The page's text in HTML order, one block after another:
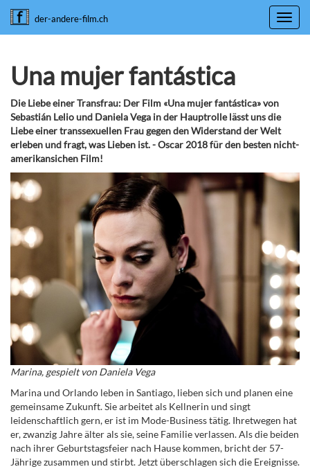
der-andere-film.ch
Una mujer fantástica
Die Liebe einer Transfrau: Der Film «Una mujer fantástica» von
Sebastián Lelio und Daniela Vega in der Hauptrolle lässt uns die
Liebe einer transsexuellen Frau gegen den Widerstand der Welt
erleben und fragt, was Lieben ist. - Oscar 2018 für den besten nicht-
amerikansichen Film!
Marina, gespielt von Daniela Vega
Marina und Orlando leben in Santiago, lieben sich und planen eine
gemeinsame Zukunft. Sie arbeitet als Kellnerin und singt
leidenschaftlich gern, er ist im Mode-Business tätig. Ihretwegen hat
er, zwanzig Jahre älter als sie, seine Familie verlassen. Als die beiden
nach ihrer Geburtstagsfeier nach Hause kommen, bricht der 57-
Jährige zusammen und stirbt. Jetzt überschlagen sich die Ereignisse.